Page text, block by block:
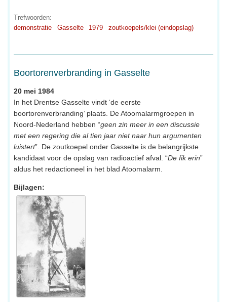
Trefwoorden:
demonstratie
Gasselte 1979 zoutkoepels/klei (eindopslag)
Boortorenverbranding in Gasselte
20 mei 1984
In het Drentse Gasselte vindt ‘de eerste
boortorenverbranding’ plaats. De Atoomalarmgroepen in
Noord-Nederland hebben “geen zin meer in een discussie
met een regering die al tien jaar niet naar hun argumenten
luistert”. De zoutkoepel onder Gasselte is de belangrijkste
kandidaat voor de opslag van radioactief afval. “De fik erin”
aldus het redactioneel in het blad Atoomalarm.
Bijlagen: